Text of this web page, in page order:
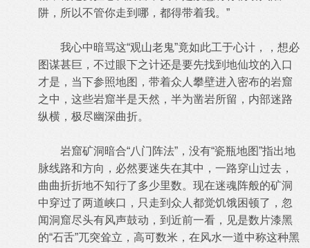
阱，所以不管你走到哪，都得带着我。”
我心中暗骂这“观山老鬼”竟如此工于心计，，想必
图谋甚巨，不过眼下之计还是要先找到地仙坟的入口
才是，当下参照地图，带着众人攀壁进入密布的岩窟
之中，这些岩窟半是天然，半为凿岩所留，内部迷路
纵横，极尽幽深曲折。
岩窟矿洞暗合“八门阵法”，没有“瓷瓶地图”指出地
脉线路和方向，必然要迷失在其中，一路穿山过去，
曲曲折折地不知行了多少里数。现在迷魂阵般的矿洞
中穿过了两道峡口，只走到众人都觉饥饿困顿了，忽
闻洞窟尽头有风声鼓动，到近前一看，见是数片漆黑
的“石舌”兀突耸立，高可数米，在风水一道中称这种黑